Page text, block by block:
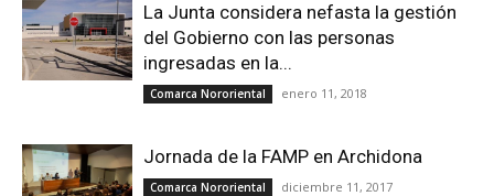
La Junta considera nefasta la gestión
del Gobierno con las personas
ingresadas en la...
Comarca Nororiental enero 11, 2018
Jornada de la FAMP en Archidona
Comarca Nororiental diciembre 11, 2017